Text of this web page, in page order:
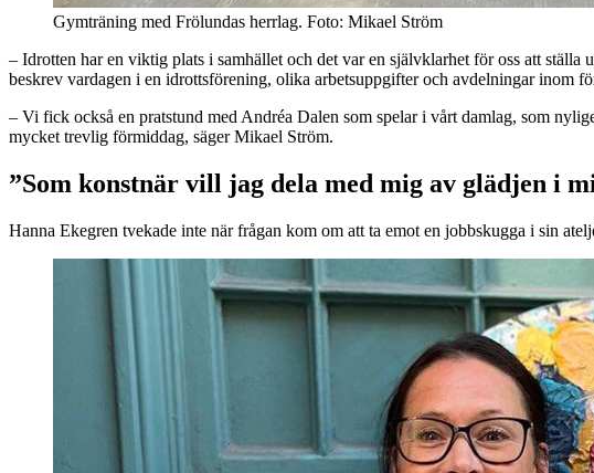
Gymträning med Frölundas herrlag. Foto: Mikael Ström
– Idrotten har en viktig plats i samhället och det var en självklarhet för oss att
beskrev vardagen i en idrottsförening, olika arbetsuppgifter och avdelningar inom
– Vi fick också en pratstund med Andréa Dalen som spelar i vårt damlag, som
mycket trevlig förmiddag, säger Mikael Ström.
”Som konstnär vill jag dela med mig av glädjen i
Hanna Ekegren tvekade inte när frågan kom om att ta emot en jobbskugga i sin